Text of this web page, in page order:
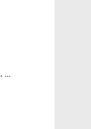
دبستان جفرسون پنجمین روز جفرسون سال خود را با لبخند جشن گرفت، ...